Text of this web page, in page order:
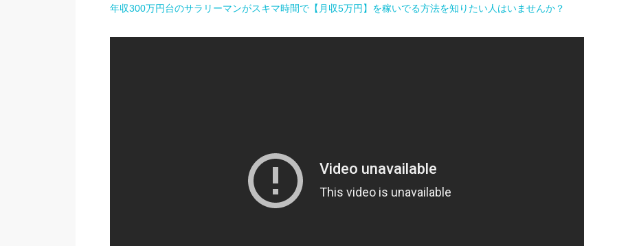
年収300万円台のサラリーマンがスキマ時間で【月収5万円】を稼いでる方法を知りたい人はいませんか？